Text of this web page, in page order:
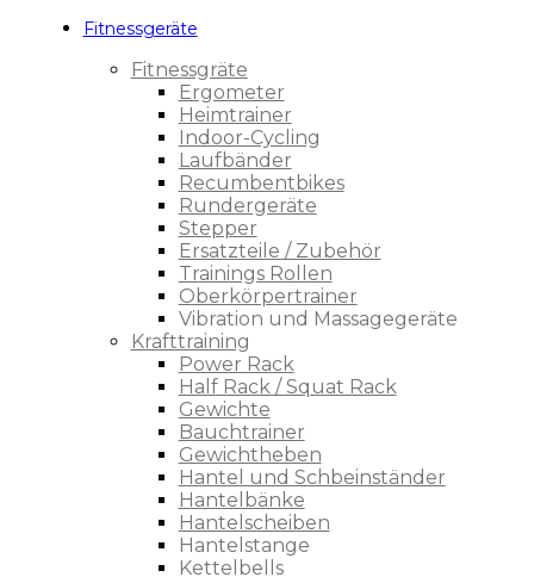
Fitnessgeräte
Fitnessgräte
Ergometer
Heimtrainer
Indoor-Cycling
Laufbänder
Recumbentbikes
Rundergeräte
Stepper
Ersatzteile / Zubehör
Trainings Rollen
Oberkörpertrainer
Vibration und Massagegeräte
Krafttraining
Power Rack
Half Rack / Squat Rack
Gewichte
Bauchtrainer
Gewichtheben
Hantel und Schbeinständer
Hantelbänke
Hantelscheiben
Hantelstange
Kettelbells